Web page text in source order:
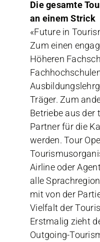
Die gesamte
an einem Strick
«Future in
Zum einen
Höheren
Träger. Zum
Betriebe aus der
Partner für die
werden. Tour
Airline oder
alle
mit von der
Vielfalt der
Erstmalig zieht
Outgoing-